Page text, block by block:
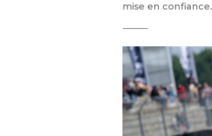
mise en confiance.
⸻